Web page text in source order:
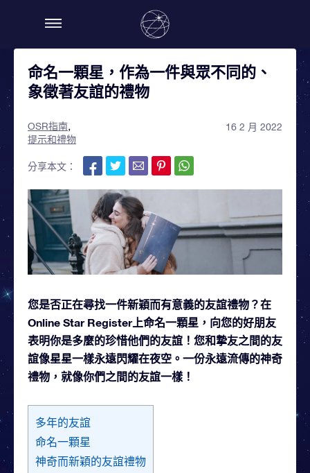
命名一顆星，作為一件與眾不同的、
象徵著友誼的禮物
OSR指南
提示和禮物
16 2 月 2022
分享本文：
您是否正在尋找一件新穎而有意義的友誼禮物？在
Online Star Register上命名一顆星，向您的好朋友
表明你是多麼的珍惜他們的友誼！您和摯友之間的友
誼像星星一樣永遠閃耀在夜空。一份永遠流傳的神奇
禮物，就像你們之間的友誼一樣！
多年的友誼
命名一顆星
神奇而新穎的友誼禮物